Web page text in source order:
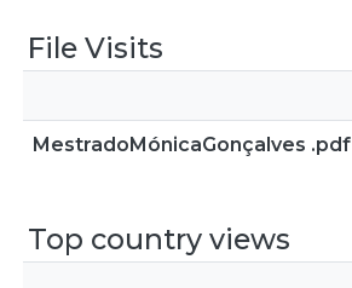
File Visits
MestradoMónicaGonçalves .pdf
Top country views